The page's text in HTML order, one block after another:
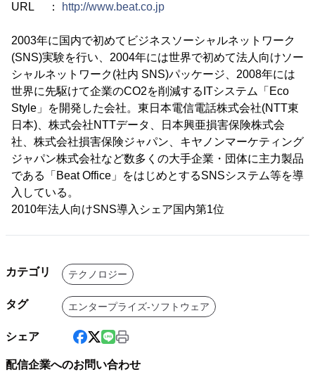
URL ：
http://www.beat.co.jp
2003年に国内で初めてビジネスソーシャルネットワーク
(SNS)実験を行い、2004年には世界で初めて法人向けソー
シャルネットワーク(社内 SNS)パッケージ、2008年には
世界に先駆けて企業のCO2を削減するITシステム「Eco
Style」を開発した会社。東日本電信電話株式会社(NTT東
日本)、株式会社NTTデータ、日本興亜損害保険株式会
社、株式会社損害保険ジャパン、キヤノンマーケティング
ジャパン株式会社など数多くの大手企業・団体に主力製品
である「Beat Office」をはじめとするSNSシステム等を導
入している。
2010年法人向けSNS導入シェア国内第1位
カテゴリ テクノロジー
タグ エンタープライズ-ソフトウェア
シェア
配信企業へのお問い合わせ